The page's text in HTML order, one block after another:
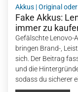
Akkus |Original
Fake Akkus:
immer zu
Gefälschte Lenovo-
bringen Brand-,
sich. Der Beitrag
und die
sodass du sicherer